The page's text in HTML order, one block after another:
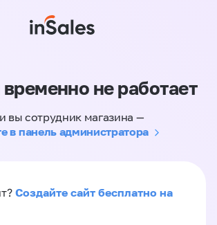
не работает
вы сотрудник магазина —
в панель администратора
Создайте сайт бесплатно на